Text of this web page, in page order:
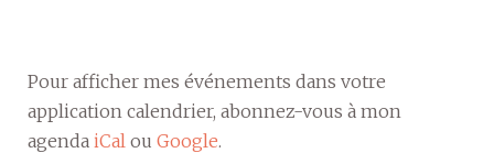
Pour afficher mes événements dans votre
application calendrier, abonnez-vous à mon
agenda iCal ou Google.